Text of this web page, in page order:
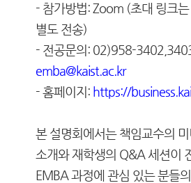
- 참가방법: Zoom (초대 링크는
별도 전송)
- 전공문의: 02)958-
emba@kaist.ac.kr
- 홈페이지: https://
본 설명회에서는 책임교수의
소개와 재학생의 Q&A 세션이
EMBA 과정에 관심 있는 분들